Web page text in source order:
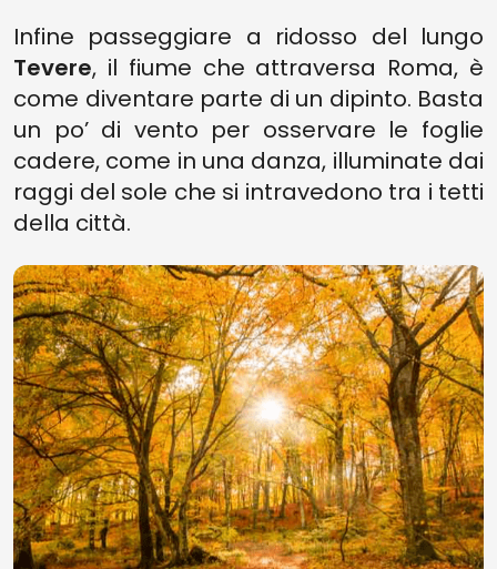
Infine passeggiare a ridosso del lungo
Tevere, il fiume che attraversa Roma, è
come diventare parte di un dipinto. Basta
un po’ di vento per osservare le foglie
cadere, come in una danza, illuminate dai
raggi del sole che si intravedono tra i tetti
della città.